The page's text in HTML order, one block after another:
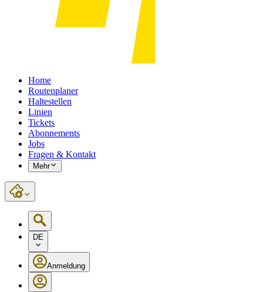
Home
Routenplaner
Haltestellen
Linien
Tickets
Abonnements
Jobs
Fragen & Kontakt
Mehr
DE
Anmeldung